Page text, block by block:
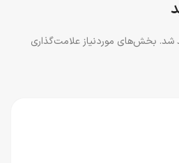
شد. بخش‌های موردنیاز علامت‌گذاری